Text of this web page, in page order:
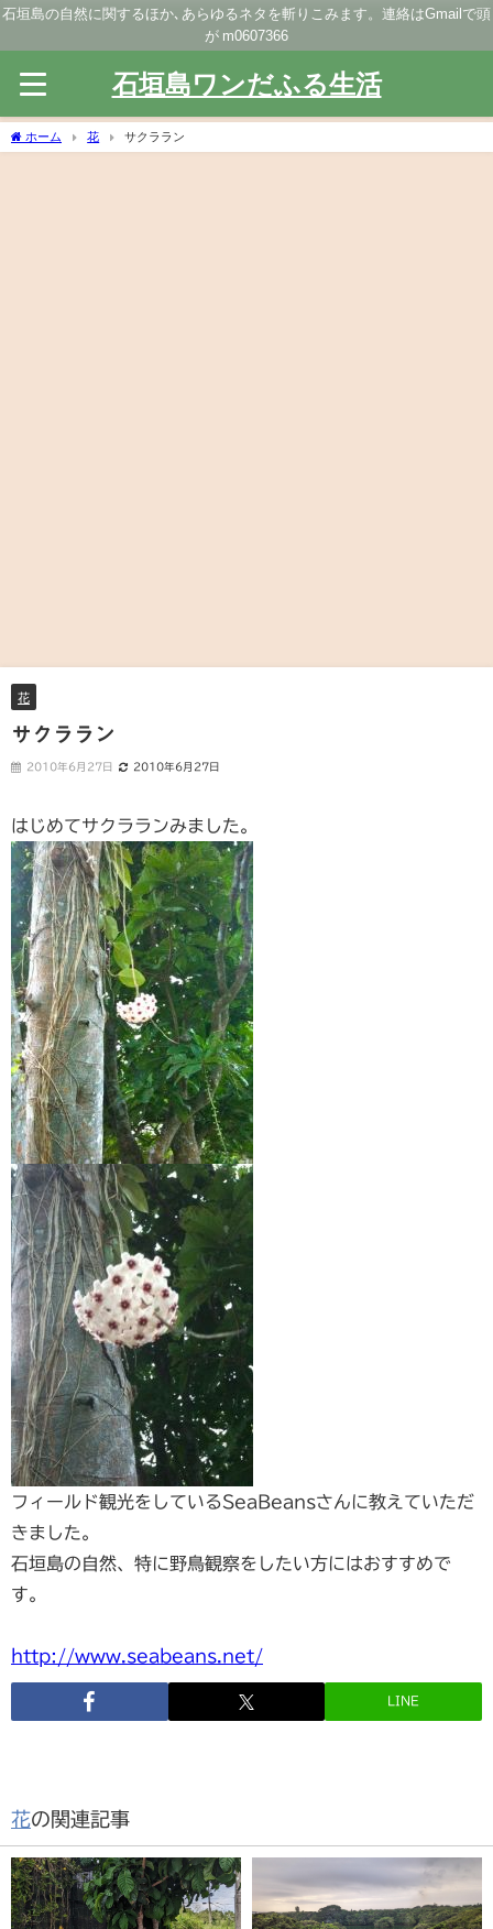
石垣島の自然に関するほか､あらゆるネタを斬りこみます。連絡はGmailで頭
が m0607366
石垣島ワンだふる生活
ホーム 花 サクララン
花
サクララン
2010年6月27日 2010年6月27日
はじめてサクラランみました。
フィールド観光をしているSeaBeansさんに教えていただ
きました。
石垣島の自然、特に野鳥観察をしたい方にはおすすめで
す。
http://www.seabeans.net/
LINE
花の関連記事